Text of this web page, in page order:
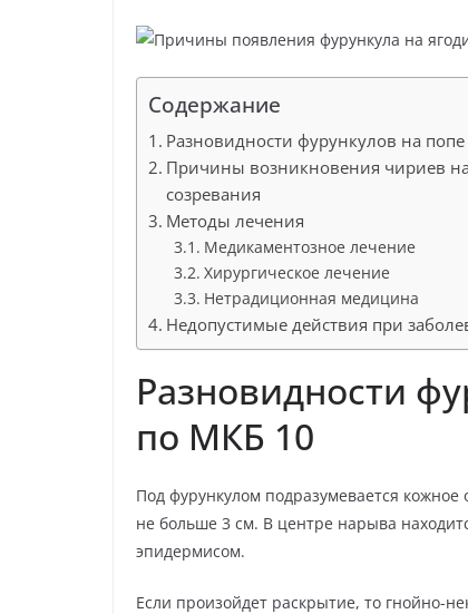
Содержание
Разновидности фурункулов на
Причины возникновения чириев
созревания
Методы лечения
Медикаментозное лечение
Хирургическое лечение
Нетрадиционная медицина
Недопустимые действия при
Разновидности
по МКБ 10
Под фурункулом подразумевается
не больше 3 см. В центре нарыва
эпидермисом.
Если произойдет раскрытие, то гнойно-